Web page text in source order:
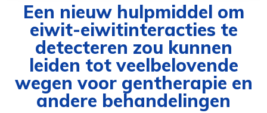
Een nieuw hulpmiddel om
eiwit-eiwitinteracties te
detecteren zou kunnen
leiden tot veelbelovende
wegen voor gentherapie en
andere behandelingen